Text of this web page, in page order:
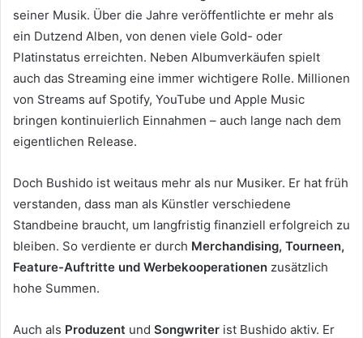
seiner Musik. Über die Jahre veröffentlichte er mehr als
ein Dutzend Alben, von denen viele Gold- oder
Platinstatus erreichten. Neben Albumverkäufen spielt
auch das Streaming eine immer wichtigere Rolle. Millionen
von Streams auf Spotify, YouTube und Apple Music
bringen kontinuierlich Einnahmen – auch lange nach dem
eigentlichen Release.
Doch Bushido ist weitaus mehr als nur Musiker. Er hat früh
verstanden, dass man als Künstler verschiedene
Standbeine braucht, um langfristig finanziell erfolgreich zu
bleiben. So verdiente er durch Merchandising, Tourneen,
Feature-Auftritte und Werbekooperationen zusätzlich
hohe Summen.
Auch als Produzent und Songwriter ist Bushido aktiv. Er